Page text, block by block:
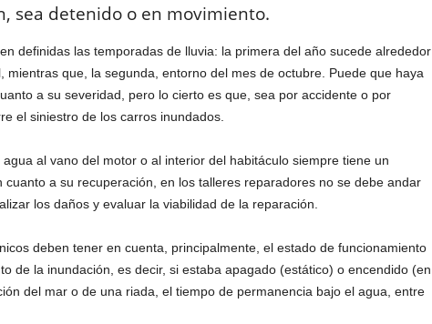
sea detenido o en movimiento.
definidas las temporadas de lluvia: la primera del año sucede alrededor
mientras que, la segunda, entorno del mes de octubre. Puede que haya
a su severidad, pero lo cierto es que, sea por accidente o por
el siniestro de los carros inundados.
al vano del motor o al interior del habitáculo siempre tiene un
cuanto a su recuperación, en los talleres reparadores no se debe andar
los daños y evaluar la viabilidad de la reparación.
deben tener en cuenta, principalmente, el estado de funcionamiento
de la inundación, es decir, si estaba apagado (estático) o encendido (en
del mar o de una riada, el tiempo de permanencia bajo el agua, entre